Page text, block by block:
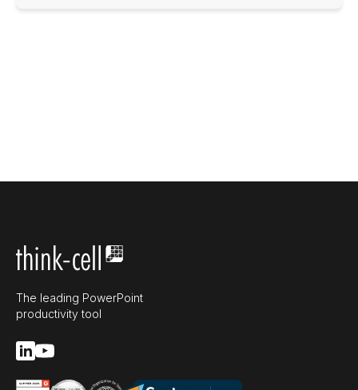
The leading PowerPoint
productivity tool